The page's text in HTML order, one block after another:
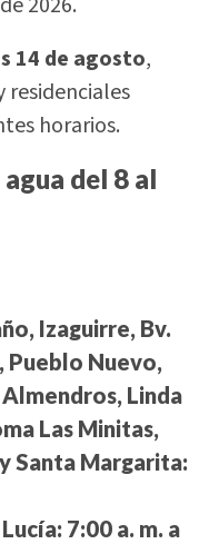
14 de agosto,
residenciales
horarios.
del 8 al
Izaguirre, Bv.
Pueblo Nuevo,
Linda
Las Minitas,
Santa Margarita:
7:00 a. m. a